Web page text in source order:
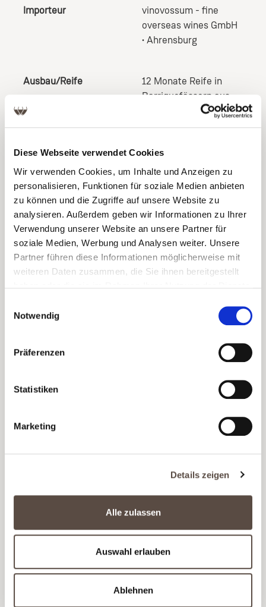
Diese Webseite verwendet Cookies
Wir verwenden Cookies, um Inhalte und Anzeigen zu
personalisieren, Funktionen für soziale Medien anbieten
zu können und die Zugriffe auf unsere Website zu
analysieren. Außerdem geben wir Informationen zu Ihrer
Verwendung unserer Website an unsere Partner für
soziale Medien, Werbung und Analysen weiter. Unsere
Partner führen diese Informationen möglicherweise mit
weiteren Daten zusammen, die Sie ihnen bereitgestellt
Notwendig
Präferenzen
Statistiken
Marketing
Details zeigen
Alle zulassen
Auswahl erlauben
Ablehnen
Importeur
vinovossum - fine
overseas wines GmbH
• Ahrensburg
Ausbau/Reife
12 Monate Reife in
Barriquefässern aus
französischer Eiche
Produktgalerie überspringen
DUVON & DEVRIES CABERNET
(25,20 € / Liter)